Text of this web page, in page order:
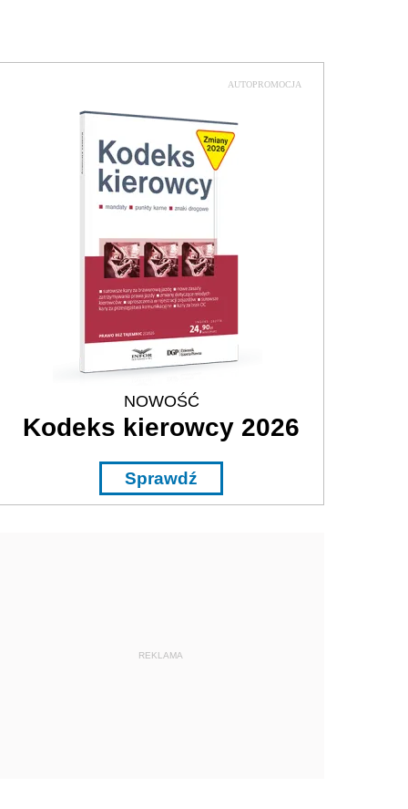
AUTOPROMOCJA
NOWOŚĆ
Kodeks kierowcy 2026
Sprawdź
REKLAMA